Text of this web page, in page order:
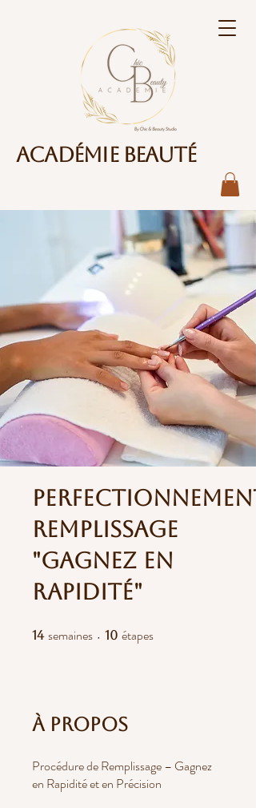
Académie Beauté
Perfectionnement
Remplissage
"Gagnez en
rapidité"
14 semaines 14 semaines
10 étapes
À propos
Procédure de Remplissage – Gagnez
en Rapidité et en Précision